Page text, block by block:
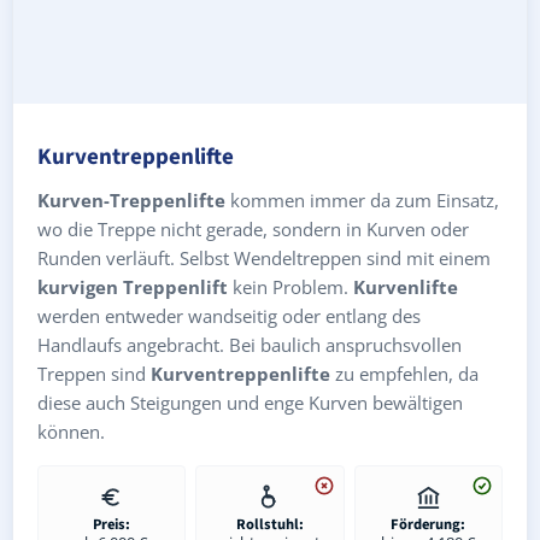
Kurventreppenlifte
Kurven-Treppenlifte kommen immer da zum Einsatz,
wo die Treppe nicht gerade, sondern in Kurven oder
Runden verläuft. Selbst Wendeltreppen sind mit einem
kurvigen Treppenlift kein Problem. Kurvenlifte
werden entweder wandseitig oder entlang des
Handlaufs angebracht. Bei baulich anspruchsvollen
Treppen sind Kurventreppenlifte zu empfehlen, da
diese auch Steigungen und enge Kurven bewältigen
können.
Preis: Rollstuhl: Förderung: